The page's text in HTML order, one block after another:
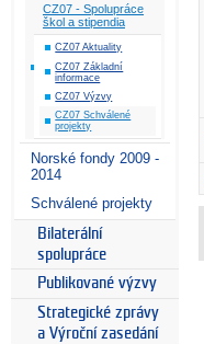
CZ07 - Spolupráce
škol a stipendia
CZ07 Aktuality
CZ07 Základní
informace
CZ07 Výzvy
CZ07 Schválené
projekty
Norské fondy 2009 -
2014
Schválené projekty
Bilaterální
spolupráce
Publikované výzvy
Strategické zprávy
a Výroční zasedání